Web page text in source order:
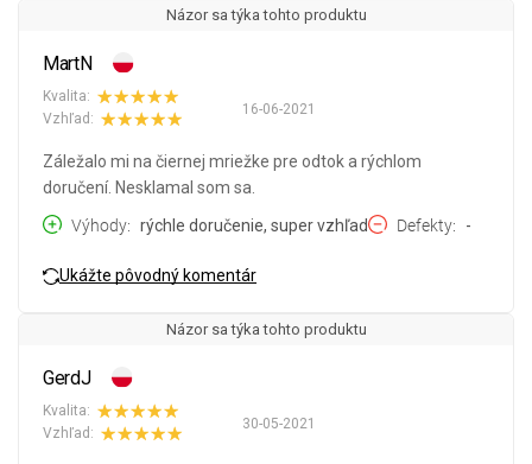
Názor sa týka tohto produktu
MartN
16-06-2021
Kvalita:
Vzhľad:
Záležalo mi na čiernej mriežke pre odtok a rýchlom
doručení. Nesklamal som sa.
Výhody
rýchle doručenie, super vzhľad Defekty -
Ukážte pôvodný komentár
Názor sa týka tohto produktu
GerdJ
30-05-2021
Kvalita:
Vzhľad: